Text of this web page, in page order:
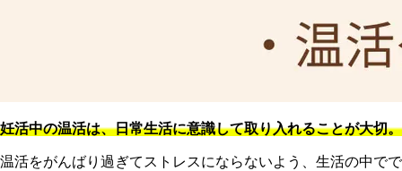
妊活中の温活は、日常生活に意識して取り入れることが大切。
温活をがんばり過ぎてストレスにならないよう、生活の中でで